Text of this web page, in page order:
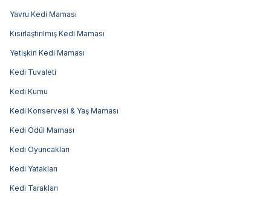
Yavru Kedi Maması
Kısırlaştırılmış Kedi Maması
Yetişkin Kedi Maması
Kedi Tuvaleti
Kedi Kumu
Kedi Konservesi & Yaş Maması
Kedi Ödül Maması
Kedi Oyuncakları
Kedi Yatakları
Kedi Tarakları